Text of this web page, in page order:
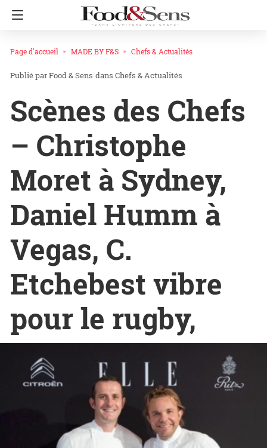
Page d'accueil MADE BY F&S Chefs & Actualités
Food & Sens dans Chefs & Actualités
Scènes des Chefs
– Christophe
Moret à Sydney,
Daniel Humm à
Vegas, C.
Etchebest vibre
pour le rugby,